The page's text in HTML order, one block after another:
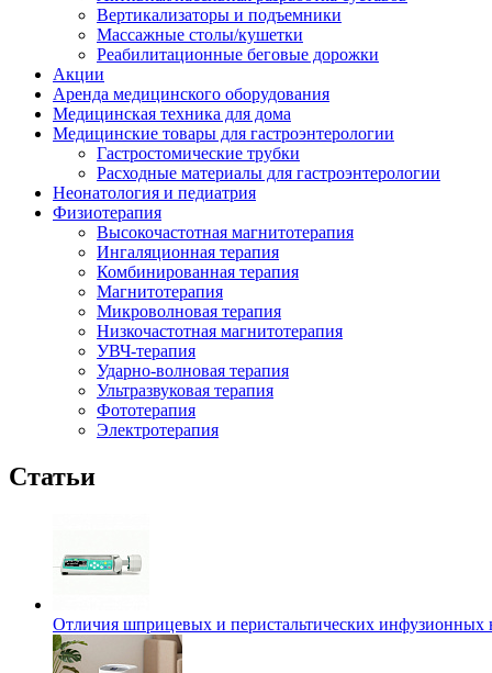
Вертикализаторы и подъемники
Массажные столы/кушетки
Реабилитационные беговые дорожки
Акции
Аренда медицинского оборудования
Медицинская техника для дома
Медицинские товары для гастроэнтерологии
Гастростомические трубки
Расходные материалы для гастроэнтерологии
Неонатология и педиатрия
Физиотерапия
Высокочастотная магнитотерапия
Ингаляционная терапия
Комбинированная терапия
Магнитотерапия
Микроволновая терапия
Низкочастотная магнитотерапия
УВЧ-терапия
Ударно-волновая терапия
Ультразвуковая терапия
Фототерапия
Электротерапия
Статьи
Отличия шприцевых и перистальтических инфузионных